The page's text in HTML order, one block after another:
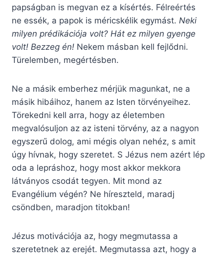
papságban is megvan ez a kísértés. Félreértés
ne essék, a papok is méricskélik egymást. Neki
milyen prédikációja volt? Hát ez milyen gyenge
volt! Bezzeg én! Nekem másban kell fejlődni.
Türelemben, megértésben.
Ne a másik emberhez mérjük magunkat, ne a
másik hibáihoz, hanem az Isten törvényeihez.
Törekedni kell arra, hogy az életemben
megvalósuljon az az isteni törvény, az a nagyon
egyszerű dolog, ami mégis olyan nehéz, s amit
úgy hívnak, hogy szeretet. S Jézus nem azért lép
oda a lepráshoz, hogy most akkor mekkora
látványos csodát tegyen. Mit mond az
Evangélium végén? Ne híreszteld, maradj
csöndben, maradjon titokban!
Jézus motivációja az, hogy megmutassa a
szeretetnek az erejét. Megmutassa azt, hogy a